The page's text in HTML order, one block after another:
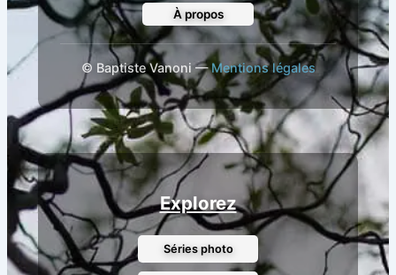
À propos
© Baptiste Vanoni —Mentions légales
Explorez
Séries photo